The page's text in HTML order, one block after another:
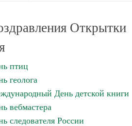
Открытки
птиц
геолога
День детской книги
вебмастера
следователя России